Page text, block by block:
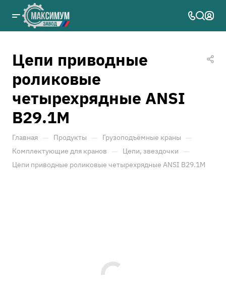
Цепи приводные
роликовые
четырехрядные ANSI
B29.1M
Главная — Продукты — Грузоподъёмные краны —
Комплектующие для кранов — Цепи, звездочки —
Цепи приводные роликовые четырехрядные ANSI B29.1M